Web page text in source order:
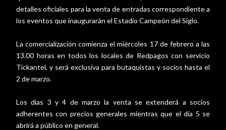
detalles oficiales para la venta de entradas correspondiente a
los eventos que inaugurarán el Estadio Campeón del Siglo.
La comercialización comienza el miércoles 17 de febrero a las
13.00 horas en todos los locales de Redpagos con servicio
Tickantel, y será exclusiva para butaquistas y socios hasta el
2 de marzo.
Los días 3 y 4 de marzo la venta se extenderá a socios
adherentes con precios generales mientras que el día 5 se
abrirá a público en general.